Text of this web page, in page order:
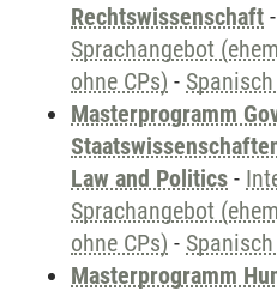
Rechtswissenschaft -
Sprachangebot
ohne CPs) -
Masterprogramm
Law and Politics -
Sprachangebot
ohne CPs) -
Masterprogramm